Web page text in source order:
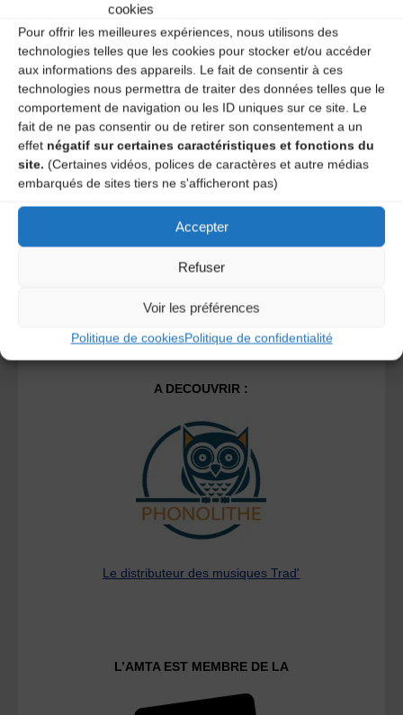
cookies
Pour offrir les meilleures expériences, nous utilisons des
technologies telles que les cookies pour stocker et/ou accéder
aux informations des appareils. Le fait de consentir à ces
technologies nous permettra de traiter des données telles que le
comportement de navigation ou les ID uniques sur ce site. Le
fait de ne pas consentir ou de retirer son consentement a un
effet négatif sur certaines caractéristiques et fonctions du
site. (Certaines vidéos, polices de caractères et autre médias
embarqués de sites tiers ne s'afficheront pas)
Accepter
Refuser
Voir les préférences
Politique de cookiesPolitique de confidentialité
Save my name, email, and site URL in my browser for next
time I post a comment.
Ce site utilise Akismet pour réduire les indésirables.En
savoir plus sur la façon dont les données de vos
A DECOUVRIR :
Le distributeur des musiques Trad'
L’AMTA EST MEMBRE DE LA